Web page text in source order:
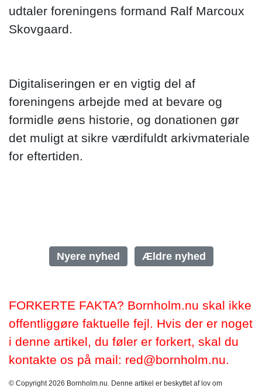
udtaler foreningens formand Ralf Marcoux
Skovgaard.
Digitaliseringen er en vigtig del af
foreningens arbejde med at bevare og
formidle øens historie, og donationen gør
det muligt at sikre værdifuldt arkivmateriale
for eftertiden.
Nyere nyhed Ældre nyhed
FORKERTE FAKTA? Bornholm.nu skal ikke
offentliggøre faktuelle fejl. Hvis der er noget
i denne artikel, du føler er forkert, skal du
kontakte os på mail: red@bornholm.nu.
© Copyright 2026 Bornholm.nu. Denne artikel er beskyttet af lov om